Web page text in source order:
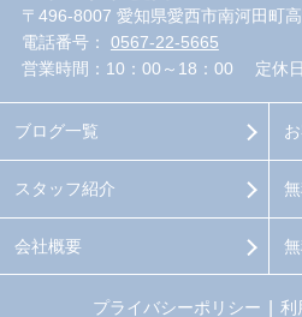
〒496-8007 愛知県愛西市南河田町
電話番号： 0567-22-5665
営業時間：10：00～18：00
定休
ブログ一覧
スタッフ紹介
会社概要
プライバシーポリシー 利